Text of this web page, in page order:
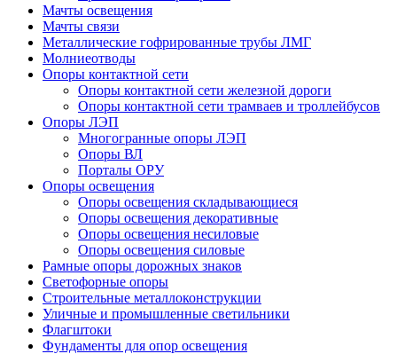
Мачты освещения
Мачты связи
Металлические гофрированные трубы ЛМГ
Молниеотводы
Опоры контактной сети
Опоры контактной сети железной дороги
Опоры контактной сети трамваев и троллейбусов
Опоры ЛЭП
Многогранные опоры ЛЭП
Опоры ВЛ
Порталы ОРУ
Опоры освещения
Опоры освещения cкладывающиеся
Опоры освещения декоративные
Опоры освещения несиловые
Опоры освещения силовые
Рамные опоры дорожных знаков
Светофорные опоры
Строительные металлоконструкции
Уличные и промышленные светильники
Флагштоки
Фундаменты для опор освещения